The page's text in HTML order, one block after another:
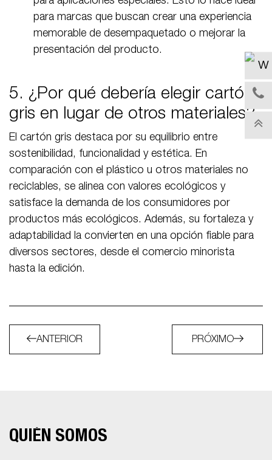
para marcas que buscan crear una experiencia
memorable de desempaquetado o mejorar la
presentación del producto.
5. ¿Por qué debería elegir cartón
gris en lugar de otros materiales?
El cartón gris destaca por su equilibrio entre
sostenibilidad, funcionalidad y estética. En
comparación con el plástico u otros materiales no
reciclables, se alinea con valores ecológicos y
satisface la demanda de los consumidores por
productos más ecológicos. Además, su fortaleza y
adaptabilidad la convierten en una opción fiable para
diversos sectores, desde el comercio minorista
hasta la edición.
ANTERIOR PRÓXIMO
QUIÉN SOMOS